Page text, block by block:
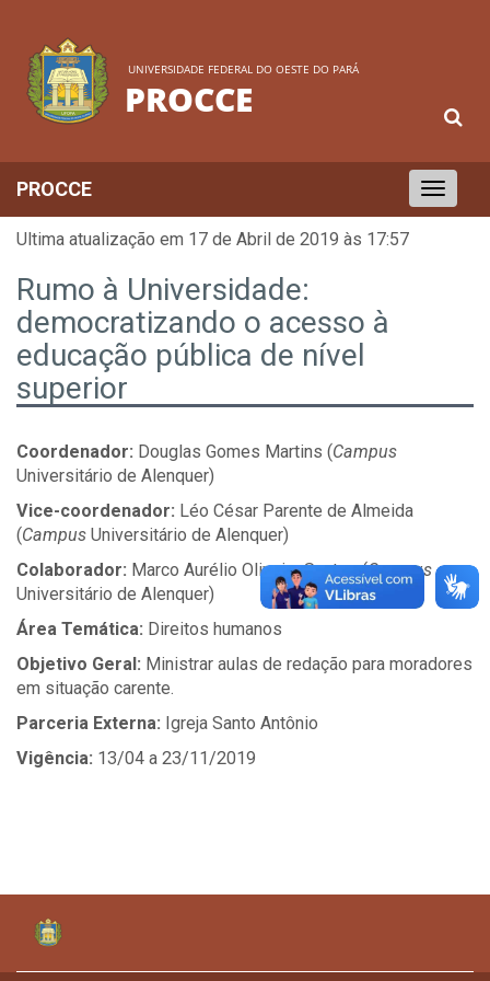
UNIVERSIDADE FEDERAL DO OESTE DO PARÁ
PROCCE
Toggle
navigation
PROCCE
Ultima atualização em 17 de Abril de 2019 às 17:57
Rumo à Universidade:
democratizando o acesso à
educação pública de nível
superior
Coordenador: Douglas Gomes Martins (Campus
Universitário de Alenquer)
Vice-coordenador: Léo César Parente de Almeida
(Campus Universitário de Alenquer)
Colaborador: Marco Aurélio Oliveira Santos (Campus
Universitário de Alenquer)
Área Temática: Direitos humanos
Objetivo Geral: Ministrar aulas de redação para moradores
em situação carente.
Parceria Externa: Igreja Santo Antônio
Vigência: 13/04 a 23/11/2019